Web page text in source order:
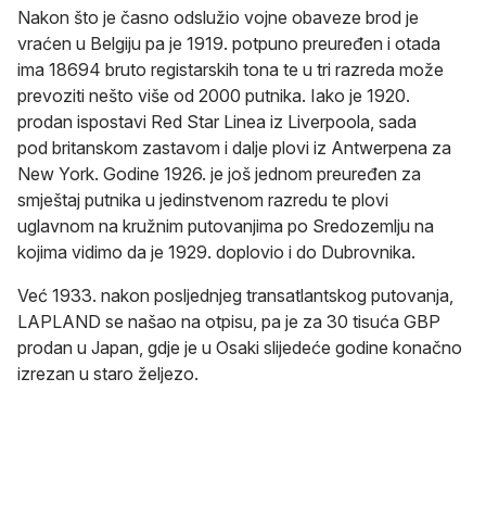
Nakon što je časno odslužio vojne obaveze brod je
vraćen u Belgiju pa je 1919. potpuno preuređen i otada
ima 18694 bruto registarskih tona te u tri razreda može
prevoziti nešto više od 2000 putnika. Iako je 1920.
prodan ispostavi Red Star Linea iz Liverpoola, sada
pod britanskom zastavom i dalje plovi iz Antwerpena za
New York. Godine 1926. je još jednom preuređen za
smještaj putnika u jedinstvenom razredu te plovi
uglavnom na kružnim putovanjima po Sredozemlju na
kojima vidimo da je 1929. doplovio i do Dubrovnika.
Već 1933. nakon posljednjeg transatlantskog putovanja,
LAPLAND se našao na otpisu, pa je za 30 tisuća GBP
prodan u Japan, gdje je u Osaki slijedeće godine konačno
izrezan u staro željezo.